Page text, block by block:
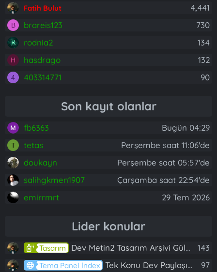
Fatih Bulut 4,441
B brareis123
730
rodnia2
134
H hasdrago 132
4 403314771 90
Son kayıt olanlar
fb6363 Bugün 04:29
T tetas
Perşembe saat 11:06'de
doukayn
Perşembe saat 05:57'de
salihgkmen1907
Çarşamba saat 22:54'de
emirrmrt
29 Tem 2026
Lider konular
Tasarım Dev Metin2 Tasarım Arşivi Güle Güle Kullanın 143
Tema Panel İndex Tek Konu Dev Paylaşım 10 Adet Server Tanıtım İndex 97